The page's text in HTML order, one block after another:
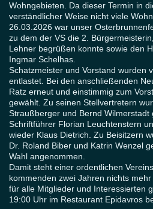
Wohngebieten. Da dieser Termin in
verständlicher Weise nicht viele
26.03.2026 war unser
zu dem der VS die 2.
Lehner begrüßen konnte sowie den
Ingmar Schelhas.
Schatzmeister und Vorstand wurden
entlastet. Bei den anschließenden
Ratz erneut und einstimmig zum
gewählt. Zu seinen Stellvertretern
Straußberger und Bernd Wilmerstadt
Schriftführer Florian Leuchtenstern
wieder Klaus Dietrich. Zu Beisitzern
Dr. Roland Biber und Katrin Wenzel
Wahl angenommen.
Damit steht einer ordentlichen
kommenden zwei Jahren nichts
für alle Mitglieder und Interessierten
19:00 Uhr im Restaurant Epidavros